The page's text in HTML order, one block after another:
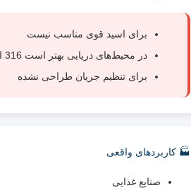
برای اسید قوی مناسب نیست
در محیط‌های دریایی بهتر است 316 استفاده شود
برای تنظیم جریان طراحی نشده
🏭 کاربردهای واقعی
صنایع غذایی